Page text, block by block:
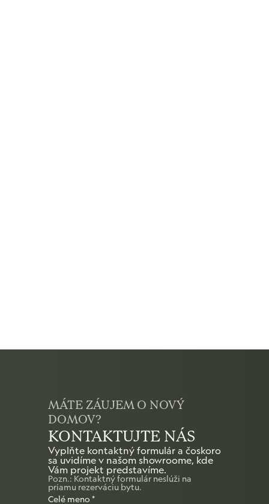
MÁTE ZÁUJEM O NOVÝ
DOMOV?
KONTAKTUJTE NÁS
Vyplňte kontaktný formulár a čoskoro
sa uvidíme v našom showroome, kde
Vám projekt predstavíme.
Pozn.: Kontaktný formulár neslúži na
priamu rezerváciu bytu.
Celé meno *